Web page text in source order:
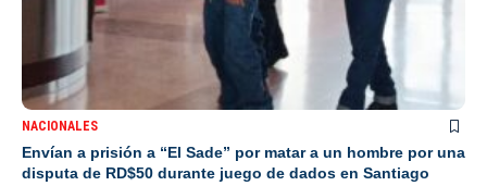
NACIONALES
Envían a prisión a “El Sade” por matar a un hombre por una
disputa de RD$50 durante juego de dados en Santiago